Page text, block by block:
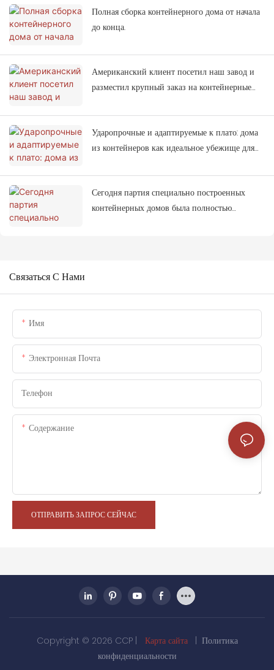
Полная сборка контейнерного дома от начала
до конца.
Американский клиент посетил наш завод и
разместил крупный заказ на контейнерные
Ударопрочные и адаптируемые к плато: дома
из контейнеров как идеальное убежище для
Сегодня партия специально построенных
контейнерных домов была полностью
Связаться С Нами
Имя
Электронная Почта
Телефон
Содержание
ОТПРАВИТЬ ЗАПРОС СЕЙЧАС
Copyright © 2026 CCP | Карта сайта | Политика
конфиденциальности